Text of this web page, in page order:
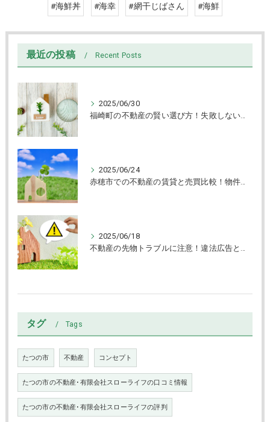
#海鮮丼 #海幸 #網干じばさん #海鮮
最近の投稿 Recent Posts
2025/06/30
2025/06/24
2025/06/18
タグ Tags
たつの市 不動産 コンセプト
たつの市の不動産･有限会社スローライフの口コミ情報
たつの市の不動産･有限会社スローライフの評判